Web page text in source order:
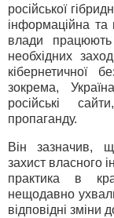
російської
інформаційна та
влади
необхідних
кібернетичної
зокрема,
російські
пропаганду.
Він зазначив,
захист власного
практика в
нещодавно
відповідні зміни